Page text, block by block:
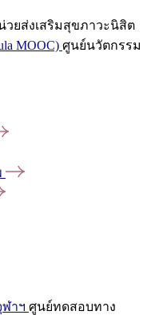
วยส่งเสริมสุขภาวะนิสิต
MOOC) ศูนย์นวัตกรรม
าฯ ศูนย์ทดสอบทาง